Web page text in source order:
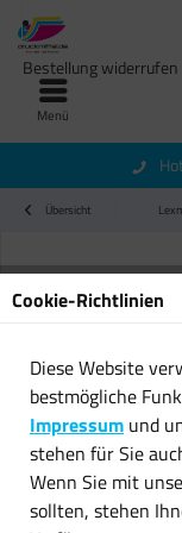
Menü
Bestellung widerrufen
Übersicht
Cookie-Richtlinien
Diese Website
bestmögliche
Impressum und
stehen für Sie
Wenn Sie mit
sollten, stehen